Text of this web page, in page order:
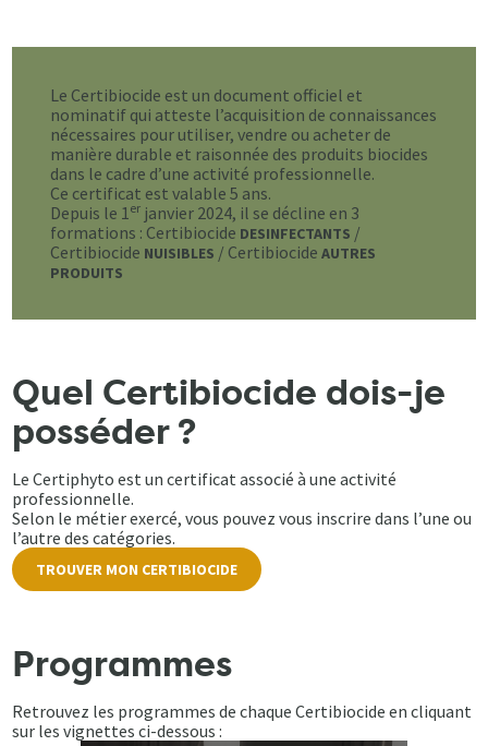
Le Certibiocide est un document officiel et
nominatif qui atteste l’acquisition de connaissances
nécessaires pour utiliser, vendre ou acheter de
manière durable et raisonnée des produits biocides
dans le cadre d’une activité professionnelle.
Ce certificat est valable 5 ans.
Depuis le 1er janvier 2024, il se décline en 3
formations : Certibiocide DESINFECTANTS /
Certibiocide NUISIBLES / CertibiocideAUTRES
PRODUITS
Quel Certibiocide dois-je
posséder ?
Le Certiphyto est un certificat associé à une activité
professionnelle.
Selon le métier exercé, vous pouvez vous inscrire dans l’une ou
l’autre des catégories.
TROUVER MON CERTIBIOCIDE
Programmes
Retrouvez les programmes de chaque Certibiocide en cliquant
sur les vignettes ci-dessous :